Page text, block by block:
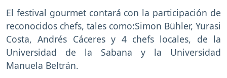
El festival gourmet contará con la participación de
reconocidos chefs, tales como:Simon Bühler, Yurasi
Costa, Andrés Cáceres y 4 chefs locales, de la
Universidad de la Sabana y la Universidad
Manuela Beltrán.